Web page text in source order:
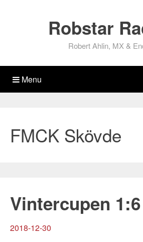
Robstar
Robert Ahlin, MX &
Menu
FMCK Skövde
Vintercupen
2018-12-30